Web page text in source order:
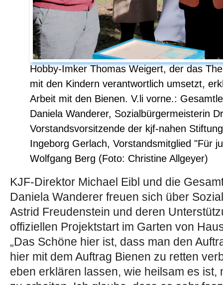
Hobby-Imker Thomas Weigert, der das
mit den Kindern verantwortlich umsetzt,
Arbeit mit den Bienen. V.li vorne.:
Daniela Wanderer, Sozialbürgermeisterin
Vorstandsvorsitzende der kjf-nahen
Ingeborg Gerlach, Vorstandsmitglied "Für
Wolfgang Berg (Foto: Christine Allgeyer)
KJF-Direktor Michael Eibl und die
Daniela Wanderer freuen sich über
Astrid Freudenstein und deren
offiziellen Projektstart im Garten von
„Das Schöne hier ist, dass man den
hier mit dem Auftrag Bienen zu retten
eben erklären lassen, wie heilsam es ist,